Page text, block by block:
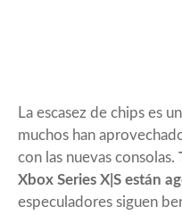
La escasez de chips es
muchos han
con las nuevas consolas.
Xbox Series X|S están
especuladores siguen